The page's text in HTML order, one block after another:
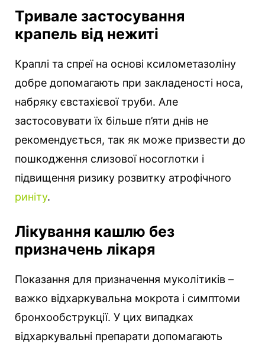
Тривале застосування
крапель від нежиті
Краплі та спреї на основі ксилометазоліну
добре допомагають при закладеності носа,
набряку євстахієвої труби. Але
застосовувати їх більше п’яти днів не
рекомендується, так як може призвести до
пошкодження слизової носоглотки і
підвищення ризику розвитку атрофічного
риніту.
Лікування кашлю без
призначень лікаря
Показання для призначення муколітиків –
важко відхаркувальна мокрота і симптоми
бронхообструкції. У цих випадках
відхаркувальні препарати допомагають